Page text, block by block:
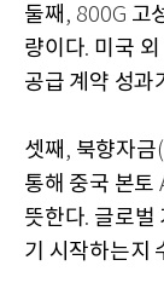
둘째 , 800G 고
량이다. 미국
공급 계약 성과
셋째 , 북향자금
통해 중국 본토
뜻한다. 글로벌
기 시작하는지